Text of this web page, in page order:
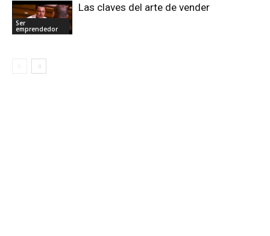
Ser
emprendedor
Las claves del arte de vender